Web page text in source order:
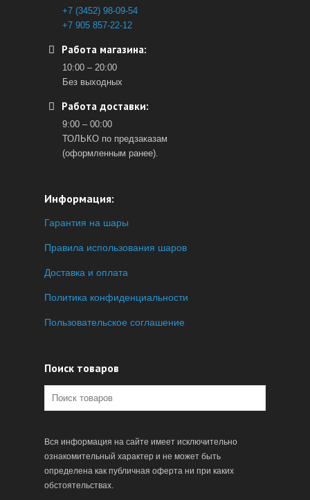
+7 (3452) 98-09-54
+7 905 857-22-12
Работа магазина:
10:00 – 20:00
Без выходных
Работа доставки:
9:00 – 00:00
ТОЛЬКО по предзаказам
(оформленным ранее).
Информация:
Гарантия на шары
Правила использования шаров
Доставка и оплата
Политика конфиденциальности
Пользовательское соглашение
Поиск товаров
Вся информация на сайте имеет исключительно
ознакомительный характер и не может быть
определена как публичная оферта ни при каких
обстоятельствах.